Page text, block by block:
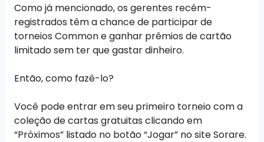
Como já mencionado, os gerentes recém-
registrados têm a chance de participar de
torneios Common e ganhar prêmios de cartão
limitado sem ter que gastar dinheiro.
Então, como fazê-lo?
Você pode entrar em seu primeiro torneio com a
coleção de cartas gratuitas clicando em
“Próximos” listado no botão “Jogar” no site Sorare.